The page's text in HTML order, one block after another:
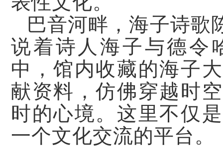
巴音河畔，海子诗歌
说着诗人海子与德令
中，馆内收藏的海子
献资料，仿佛穿越时
时的心境。这里不仅
一个文化交流的平台。